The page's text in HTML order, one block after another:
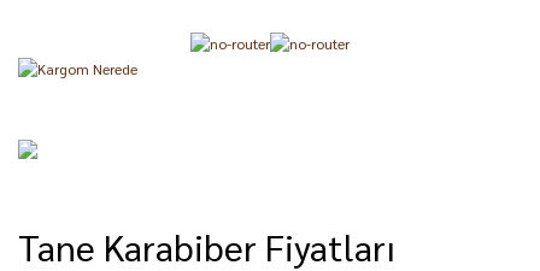
Tane Karabiber Fiyatları